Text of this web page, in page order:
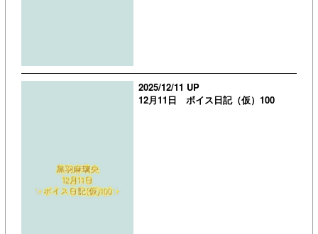
2025/12/11 UP
12月11日 ボイス日記（仮）100